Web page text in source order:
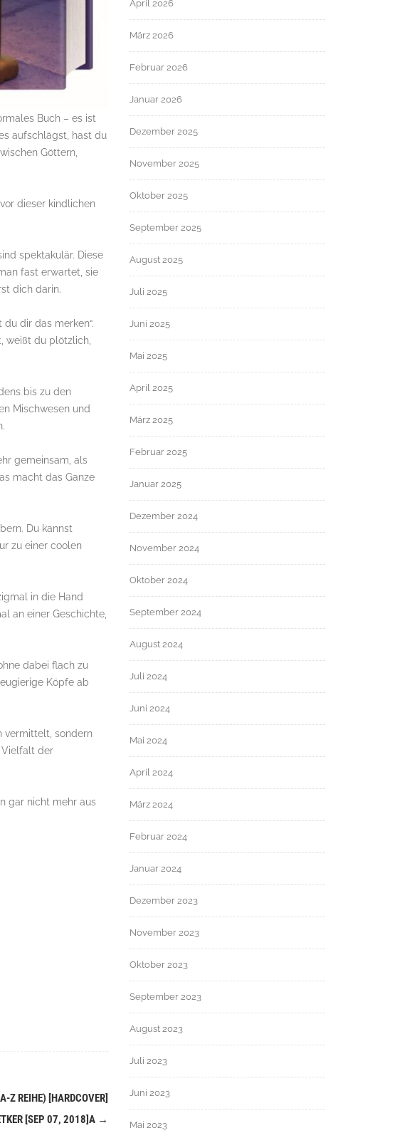
Buch – es ist
aufschlägst, hast du
Göttern,
dieser kindlichen
spektakulär. Diese
fast erwartet, sie
dich darin.
dir das merken“.
weißt du plötzlich,
bis zu den
Mischwesen und
gemeinsam, als
macht das Ganze
Du kannst
zu einer coolen
in die Hand
an einer Geschichte,
dabei flach zu
Köpfe ab
vermittelt, sondern
Vielfalt der
gar nicht mehr aus
Z REIHE) [HARDCOVER]
[SEP 07, 2018]A →
April 2026
März 2026
Februar 2026
Januar 2026
Dezember 2025
November 2025
Oktober 2025
September 2025
August 2025
Juli 2025
Juni 2025
Mai 2025
April 2025
März 2025
Februar 2025
Januar 2025
Dezember 2024
November 2024
Oktober 2024
September 2024
August 2024
Juli 2024
Juni 2024
Mai 2024
April 2024
März 2024
Februar 2024
Januar 2024
Dezember 2023
November 2023
Oktober 2023
September 2023
August 2023
Juli 2023
Juni 2023
Mai 2023